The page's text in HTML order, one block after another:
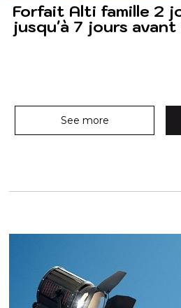
Forfait Alti famille 2
jusqu'à 7 jours avant
See more